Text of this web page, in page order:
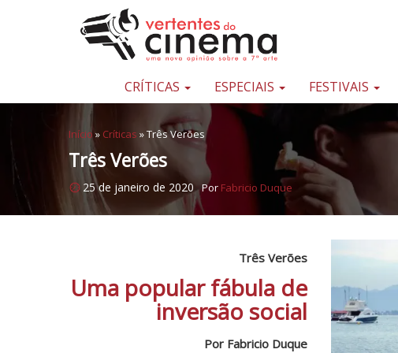
Pular para o conteúdo
Uma
sobre
sétima
arte
CRÍTICAS ESPECIAIS FESTIVAIS
Início » Críticas »Três Verões
Três Verões
25 de janeiro de 2020 Por Fabricio Duque
Três Verões
Uma popular fábula de
inversão social
Por Fabricio Duque